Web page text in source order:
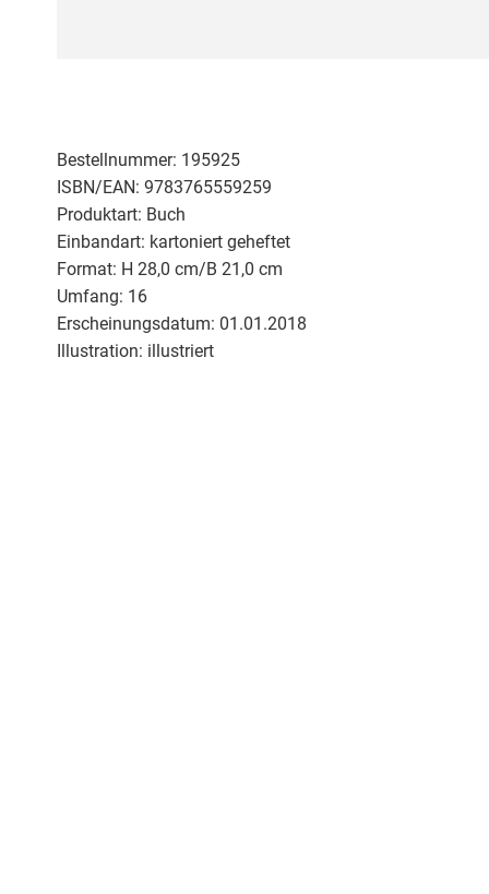
Bestellnummer: 195925
ISBN/EAN: 9783765559259
Produktart: Buch
Einbandart: kartoniert geheftet
Format: H 28,0 cm/B 21,0 cm
Umfang: 16
Erscheinungsdatum: 01.01.2018
Illustration: illustriert